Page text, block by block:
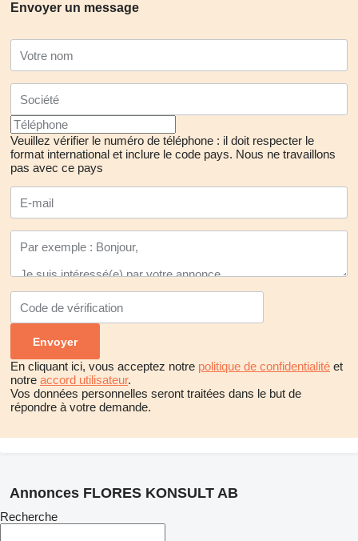
Envoyer un message
Veuillez vérifier le numéro de téléphone : il doit respecter le
format international et inclure le code pays. Nous ne travaillons
pas avec ce pays
En cliquant ici, vous acceptez notre politique de confidentialité et
notre accord utilisateur.
Vos données personnelles seront traitées dans le but de
répondre à votre demande.
Annonces FLORES KONSULT AB
Recherche